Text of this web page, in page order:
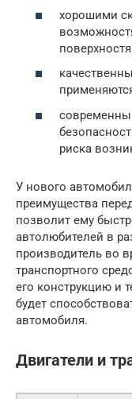
хорошими
риска
У нового
преимущества
позволит ему
автолюбителей в
производитель во
транспортного
его конструкцию и
будет
автомобиля.
Двигатели и